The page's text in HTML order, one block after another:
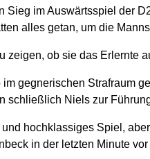
im Auswärtsspiel der
alles getan, um die
ob sie das Erlernte
gegnerischen Strafraum
schließlich Niels zur
hochklassiges Spiel,
in der letzten Minute